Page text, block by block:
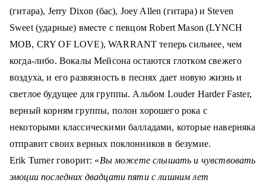
(гитара), Jerry Dixon (бас), Joey Allen (гитара) и Steven
Sweet (ударные) вместе с певцом Robert Mason (LYNCH
MOB, CRY OF LOVE), WARRANT теперь сильнее, чем
когда-либо. Вокалы Мейсона остаются глотком свежего
воздуха, и его развязность в песнях дает новую жизнь и
светлое будущее для группы. Альбом Louder Harder Faster,
верный корням группы, полон хорошего рока с
некоторыми классическими балладами, которые наверняка
отправит своих верных поклонников в безумие.
Erik Turnerговорит: «Вы можете слышать и чувствовать
эмоции последних двадцати пяти с лишним лет